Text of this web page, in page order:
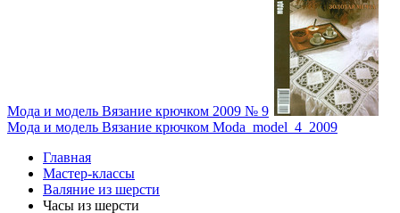
Мода и модель Вязание крючком 2009 № 9
Мода и модель Вязание крючком Moda_model_4_2009
Главная
Мастер-классы
Валяние из шерсти
Часы из шерсти